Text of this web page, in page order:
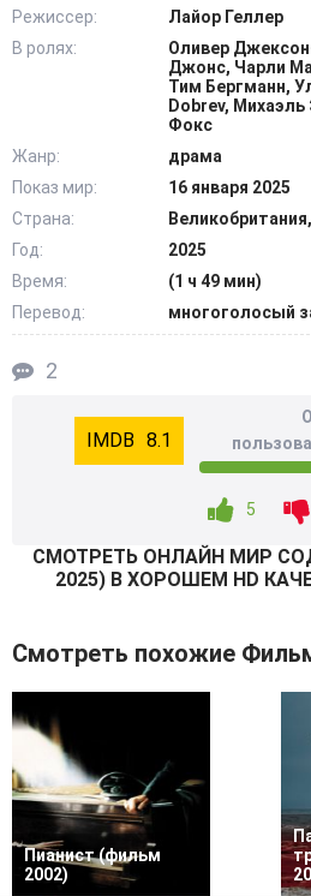
халате рассказывает, что их
работу на заводе. А сейчас
профилактики тифа и сдать свои
Режиссер:
Лайор Геллер
В ролях:
Оливер
Джонс, Чарли
Тим Бергманн,
Dobrev,
Фокс
Жанр:
драма
Показ мир:
16 января 2025
Страна:
Год:
2025
Время:
(1 ч 49 мин)
Перевод:
многоголосый
2
8.1
5
СМОТРEТЬ ОНЛАЙН МИР
2025) В ХОРОШЕМ HD
Смотреть похожие
Пианист (фильм
2002)